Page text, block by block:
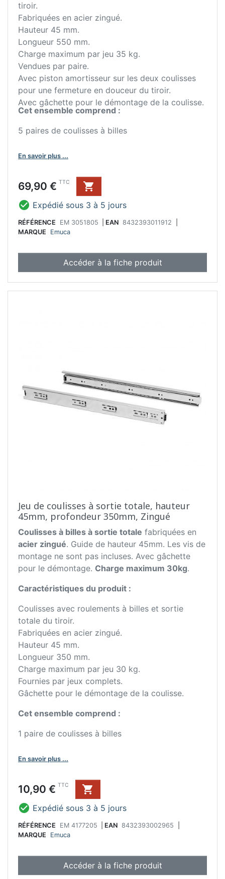
tiroir.
Fabriquées en acier zingué.
Hauteur 45 mm.
Longueur 550 mm.
Charge maximum par jeu 35 kg.
Vendues par paire.
Avec piston amortisseur sur les deux coulisses
pour une fermeture en douceur du tiroir.
Avec gâchette pour le démontage de la coulisse.
Cet ensemble comprend :
5 paires de coulisses à billes
En savoir plus ...
Prix
69,90 € TTC

 Expédié sous 3 à 5 jours
RÉFÉRENCE EM 3051805 EAN 8432393011912
MARQUE
Emuca
Accéder à la fiche produit
Jeu de coulisses à sortie totale, hauteur
45mm, profondeur 350mm, Zingué
Coulisses à billes à sortie totale fabriquées en
acier zingué. Guide de hauteur 45mm. Les vis de
montage ne sont pas incluses. Avec gâchette
pour le démontage. Charge maximum 30kg.
Caractéristiques du produit :
Coulisses avec roulements à billes et sortie
totale du tiroir.
Fabriquées en acier zingué.
Hauteur 45 mm.
Longueur 350 mm.
Charge maximum par jeu 30 kg.
Fournies par jeux complets.
Gâchette pour le démontage de la coulisse.
Cet ensemble comprend :
1 paire de coulisses à billes
En savoir plus ...
Prix
10,90 € TTC

 Expédié sous 3 à 5 jours
RÉFÉRENCE EM 4177205 EAN 8432393002965
MARQUE
Emuca
Accéder à la fiche produit